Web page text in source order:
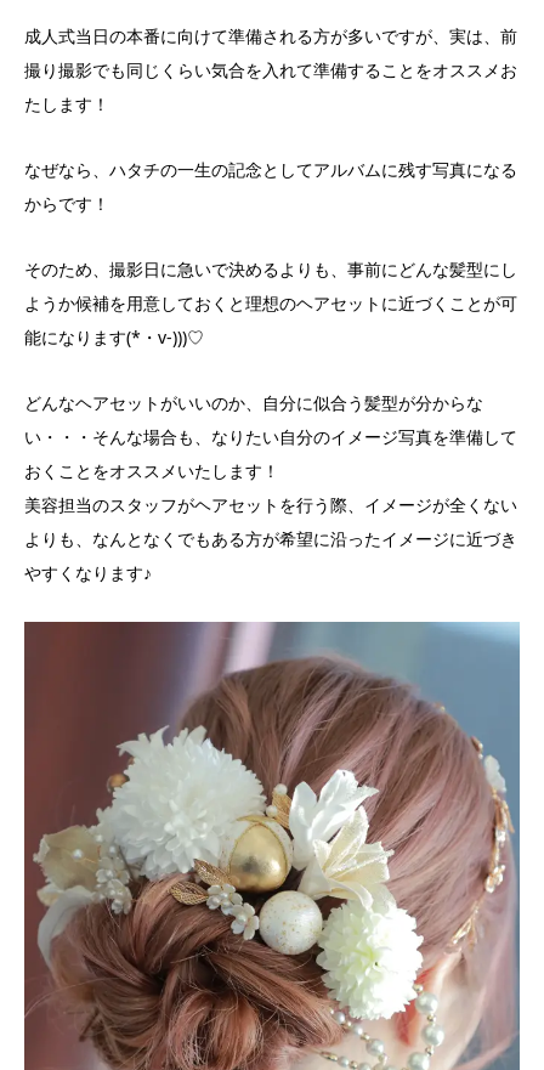
成人式当日の本番に向けて準備される方が多いですが、実は、前
撮り撮影でも同じくらい気合を入れて準備することをオススメお
たします！
なぜなら、ハタチの一生の記念としてアルバムに残す写真になる
からです！
そのため、撮影日に急いで決めるよりも、事前にどんな髪型にし
ようか候補を用意しておくと理想のヘアセットに近づくことが可
能になります(*・v-)))♡
どんなヘアセットがいいのか、自分に似合う髪型が分からな
い・・・そんな場合も、なりたい自分のイメージ写真を準備して
おくことをオススメいたします！
美容担当のスタッフがヘアセットを行う際、イメージが全くない
よりも、なんとなくでもある方が希望に沿ったイメージに近づき
やすくなります♪